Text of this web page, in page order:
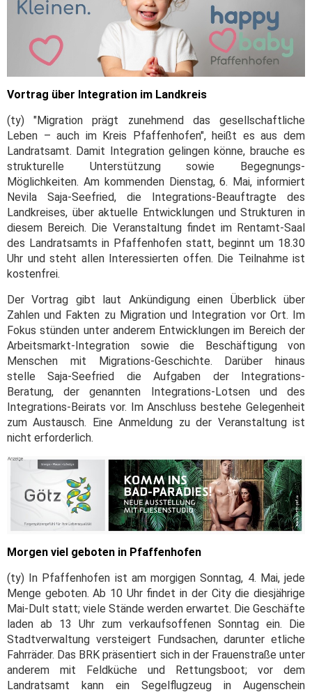
Vortrag über Integration im Landkreis
(ty) "Migration prägt zunehmend das gesellschaftliche
Leben – auch im Kreis Pfaffenhofen", heißt es aus dem
Landratsamt. Damit Integration gelingen könne, brauche es
strukturelle Unterstützung sowie Begegnungs-
Möglichkeiten. Am kommenden Dienstag, 6. Mai, informiert
Nevila Saja-Seefried, die Integrations-Beauftragte des
Landkreises, über aktuelle Entwicklungen und Strukturen in
diesem Bereich. Die Veranstaltung findet im Rentamt-Saal
des Landratsamts in Pfaffenhofen statt, beginnt um 18.30
Uhr und steht allen Interessierten offen. Die Teilnahme ist
kostenfrei.
Der Vortrag gibt laut Ankündigung einen Überblick über
Zahlen und Fakten zu Migration und Integration vor Ort. Im
Fokus stünden unter anderem Entwicklungen im Bereich der
Arbeitsmarkt-Integration sowie die Beschäftigung von
Menschen mit Migrations-Geschichte. Darüber hinaus
stelle Saja-Seefried die Aufgaben der Integrations-
Beratung, der genannten Integrations-Lotsen und des
Integrations-Beirats vor. Im Anschluss bestehe Gelegenheit
zum Austausch. Eine Anmeldung zu der Veranstaltung ist
nicht erforderlich.
Morgen viel geboten in Pfaffenhofen
(ty) In Pfaffenhofen ist am morgigen Sonntag, 4. Mai, jede
Menge geboten. Ab 10 Uhr findet in der City die diesjährige
Mai-Dult statt; viele Stände werden erwartet. Die Geschäfte
laden ab 13 Uhr zum verkaufsoffenen Sonntag ein. Die
Stadtverwaltung versteigert Fundsachen, darunter etliche
Fahrräder. Das BRK präsentiert sich in der Frauenstraße unter
anderem mit Feldküche und Rettungsboot; vor dem
Landratsamt kann ein Segelflugzeug in Augenschein